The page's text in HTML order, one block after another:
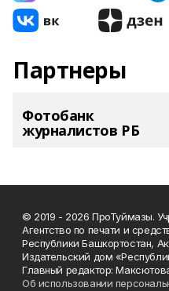
Партнеры
Фотобанк
журналистов РБ
© 2019 - 2026 ПроТуймазы.
Агентство по печати и
Республики Башкортостан,
Издательский дом
Главный редактор:
Об использовании